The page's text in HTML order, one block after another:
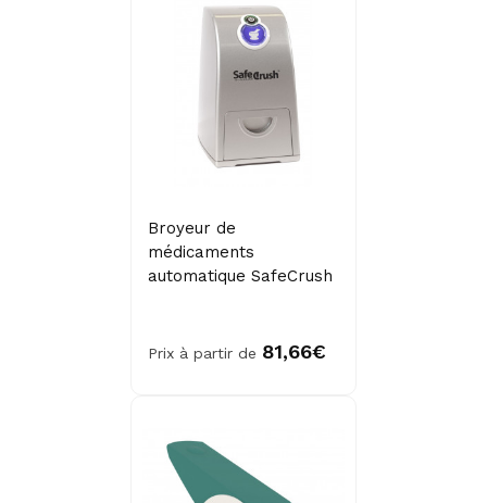
Broyeur de
médicaments
automatique SafeCrush
Prix à partir de 81,66€